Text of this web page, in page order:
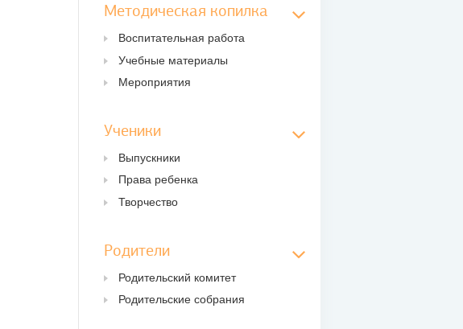
Методическая копилка
Воспитательная работа
Учебные материалы
Мероприятия
Ученики
Выпускники
Права ребенка
Творчество
Родители
Родительский комитет
Родительские собрания